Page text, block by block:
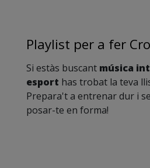
Playlist per a fer
Si estàs buscant música
esport has trobat la teva
Prepara't a entrenar dur i
posar-te en forma!